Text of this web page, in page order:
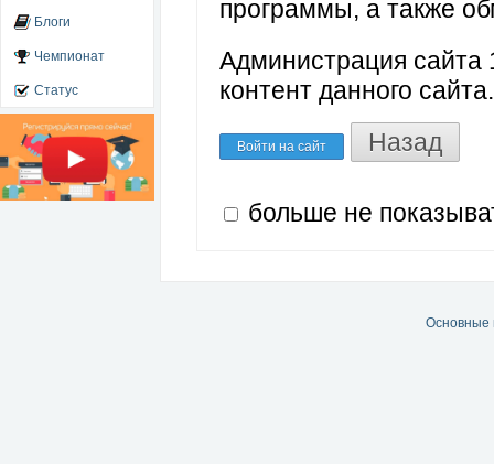
Блоги
Чемпионат
Статус
программы, а также
Администрация сайта
контент данного сайта.
Войти на сайт Назад
больше не
Основные